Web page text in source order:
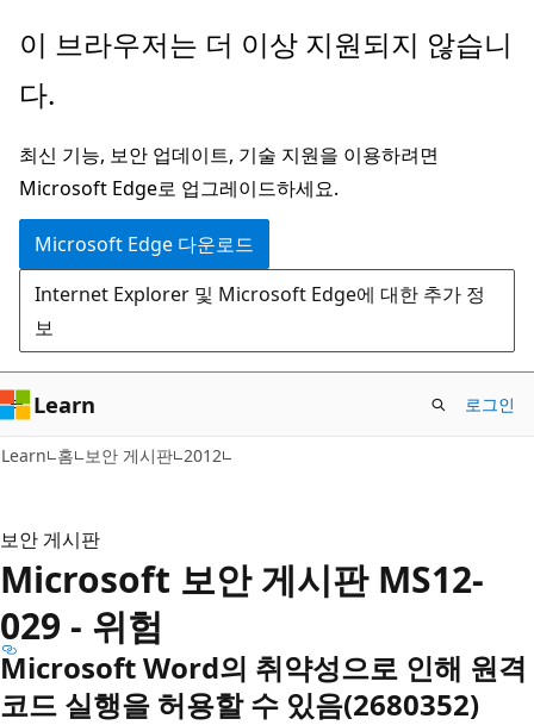
주
콘
츠
로
건
너
뛰
기
이 브라우저는 더 이상 지원되지 않습니
다.
최신 기능, 보안 업데이트, 기술 지원을 이용하려면
Microsoft Edge로 업그레이드하세요.
Microsoft Edge 다운로드
Internet Explorer 및 Microsoft Edge에 대한 추가 정
보
Learn 로그인
Learn 홈 보안 게시판 2012
보안 게시판
Microsoft 보안 게시판 MS12-
029 - 위험
Microsoft Word의 취약성으로 인해 원격
코드 실행을 허용할 수 있음(2680352)